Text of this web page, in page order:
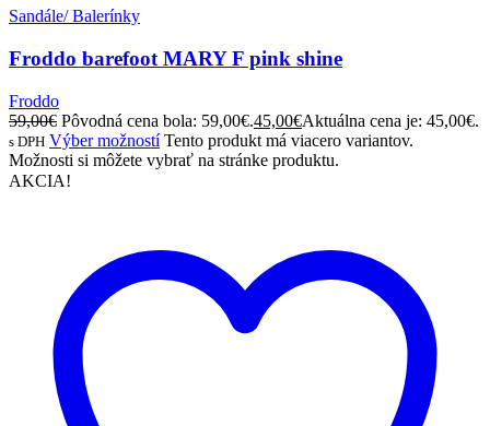
Sandále/ Balerínky
Froddo barefoot MARY F pink shine
Froddo
59,00€ Pôvodná cena bola: 59,00€.45,00€Aktuálna cena je: 45,00€.
s DPH Výber možností Tento produkt má viacero variantov.
Možnosti si môžete vybrať na stránke produktu.
AKCIA!